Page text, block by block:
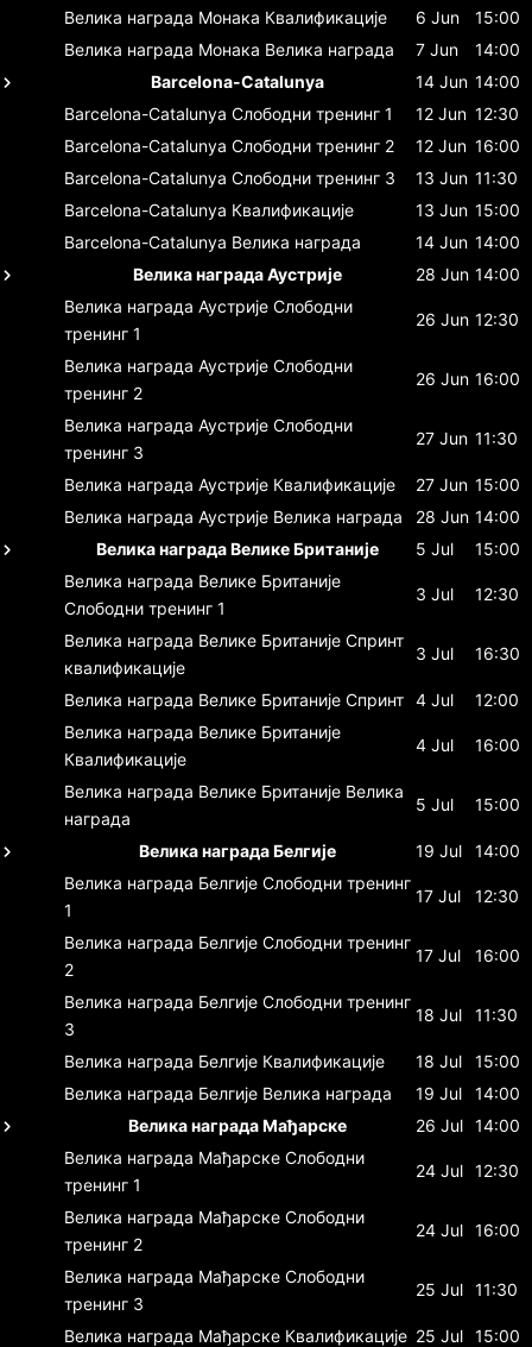
Велика награда Монака Квалификације 6 Jun
15:00
Велика награда Монака Велика награда 7 Jun
14:00
Barcelona-Catalunya
14 Jun 14:00
Barcelona-Catalunya Слободни тренинг 1 12 Jun 12:30
Barcelona-Catalunya Слободни тренинг 2 12 Jun 16:00
Barcelona-Catalunya Слободни тренинг 3 13 Jun 11:30
Barcelona-Catalunya Квалификације 13 Jun 15:00
Barcelona-Catalunya Велика награда 14 Jun 14:00
Велика награда Аустрије
28 Jun 14:00
Велика награда Аустрије Слободни
тренинг 1
26 Jun 12:30
Велика награда Аустрије Слободни
тренинг 2
26 Jun 16:00
Велика награда Аустрије Слободни
тренинг 3
27 Jun 11:30
Велика награда Аустрије Квалификације 27 Jun 15:00
Велика награда Аустрије Велика награда 28 Jun 14:00
Велика награда Велике Британије
5 Jul
15:00
Велика награда Велике Британије
Слободни тренинг 1
3 Jul 12:30
Велика награда Велике Британије Спринт
квалификације
3 Jul 16:30
Велика награда Велике Британије Спринт 4 Jul
12:00
Велика награда Велике Британије
Квалификације
4 Jul 16:00
Велика награда Велике Британије Велика
награда
5 Jul 15:00
Велика награда Белгије 19 Jul
14:00
Велика награда Белгије Слободни тренинг
1
17 Jul 12:30
Велика награда Белгије Слободни тренинг
2
17 Jul 16:00
Велика награда Белгије Слободни тренинг
3
18 Jul 11:30
Велика награда Белгије Квалификације 18 Jul
15:00
Велика награда Белгије Велика награда 19 Jul
14:00
Велика награда Мађарске
26 Jul 14:00
Велика награда Мађарске Слободни
тренинг 1
24 Jul 12:30
Велика награда Мађарске Слободни
тренинг 2
24 Jul 16:00
Велика награда Мађарске Слободни
тренинг 3
25 Jul 11:30
Велика награда Мађарске Квалификације 25 Jul 15:00